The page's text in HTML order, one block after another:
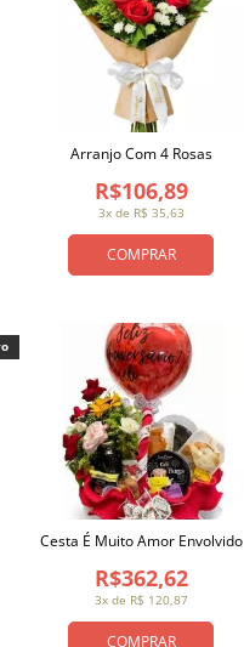
COMPRAR
3x de R$ 35,63
R$106,89
Arranjo Com 4 Rosas
COMPRAR
3x de R$ 120,87
R$362,62
Cesta É Muito Amor Envolvido